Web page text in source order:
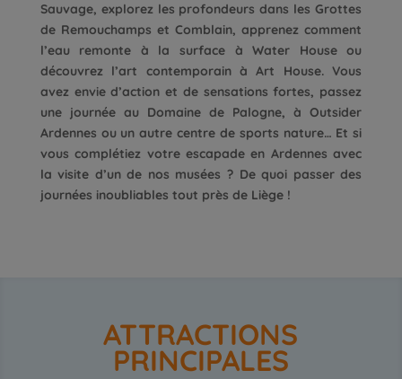
Sauvage, explorez les profondeurs dans les Grottes
de Remouchamps et Comblain, apprenez comment
l’eau remonte à la surface à Water House ou
découvrez l’art contemporain à Art House. Vous
avez envie d’action et de sensations fortes, passez
une journée au Domaine de Palogne, à Outsider
Ardennes ou un autre centre de sports nature… Et si
vous complétiez votre escapade en Ardennes avec
la visite d’un de nos musées ? De quoi passer des
journées inoubliables tout près de Liège !
ATTRACTIONS
PRINCIPALES